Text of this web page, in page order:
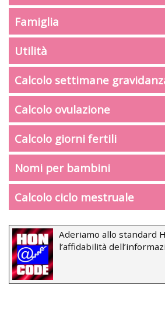
Famiglia
Utilità
Calcolo settimane
Calcolo ovulazione
Calcolo giorni fertili
Nomi per bambini
Calcolo ciclo mestruale
Aderiamo allo standard
l’affidabilità